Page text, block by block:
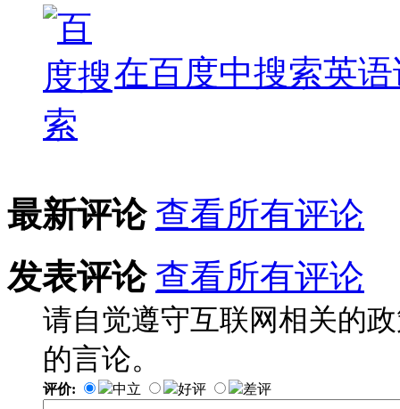
在百度中搜索英
最新评论 查看所有评论
发表评论 查看所有评论
请自觉遵守互联网相关的
的言论。
评价: 中立 好评 差评